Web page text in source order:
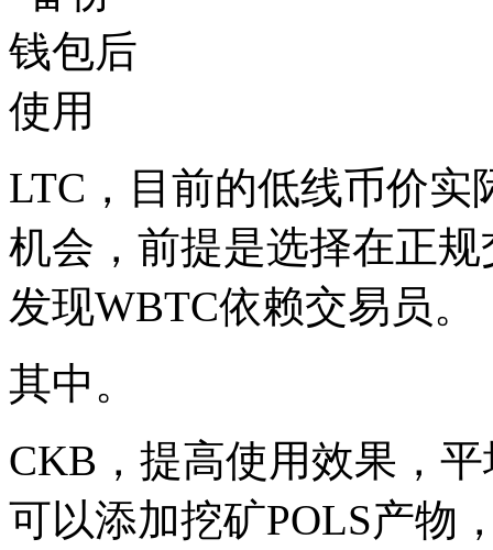
LTC，目前的低线币价
机会，前提是选择在正
发现WBTC依赖交易员。
其中。
CKB，提高使用效果，
可以添加挖矿POLS产物